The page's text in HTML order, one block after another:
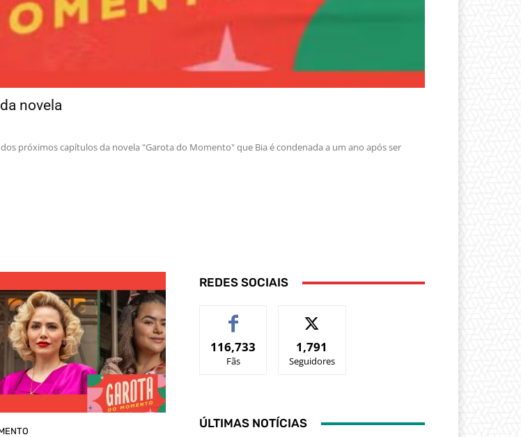
novela
próximos capítulos da novela "Garota do Momento" que Bia é condenada a um ano após ser
REDES SOCIAIS
116,733
Fãs
1,791
Seguidores
ÚLTIMAS NOTÍCIAS